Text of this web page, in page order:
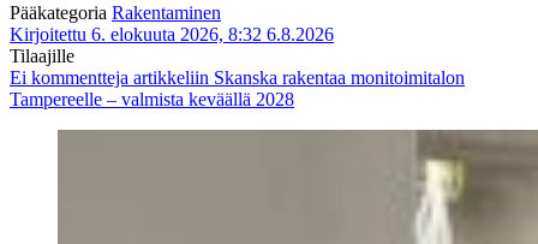
Pääkategoria Rakentaminen
Kirjoitettu 6. elokuuta 2026, 8:32 6.8.2026
Tilaajille
Ei kommentteja artikkeliin Skanska rakentaa monitoimitalon
Tampereelle – valmista keväällä 2028